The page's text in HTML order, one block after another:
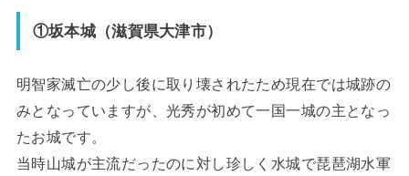
①坂本城（滋賀県大津市）
明智家滅亡の少し後に取り壊されたため現在では城跡の
みとなっていますが、光秀が初めて一国一城の主となっ
たお城です。
当時山城が主流だったのに対し珍しく水城で琵琶湖水軍